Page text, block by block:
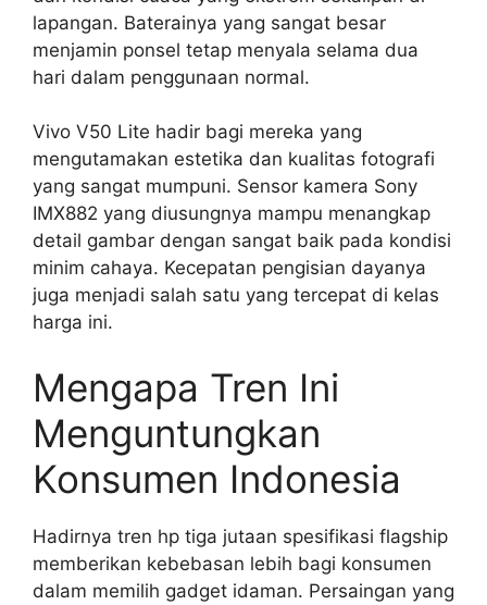
lapangan. Baterainya yang sangat besar
menjamin ponsel tetap menyala selama dua
hari dalam penggunaan normal.
Vivo V50 Lite hadir bagi mereka yang
mengutamakan estetika dan kualitas fotografi
yang sangat mumpuni. Sensor kamera Sony
IMX882 yang diusungnya mampu menangkap
detail gambar dengan sangat baik pada kondisi
minim cahaya. Kecepatan pengisian dayanya
juga menjadi salah satu yang tercepat di kelas
harga ini.
Mengapa Tren Ini
Menguntungkan
Konsumen Indonesia
Hadirnya tren hp tiga jutaan spesifikasi flagship
memberikan kebebasan lebih bagi konsumen
dalam memilih gadget idaman. Persaingan yang